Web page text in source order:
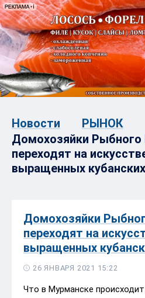
Новости
РЫНОК
Домохозяйки
переходят на
выращенных
Домохозяйки
переходят на
выращенных
26 ЯНВАРЯ 2021 15:22
Что в Мурманске